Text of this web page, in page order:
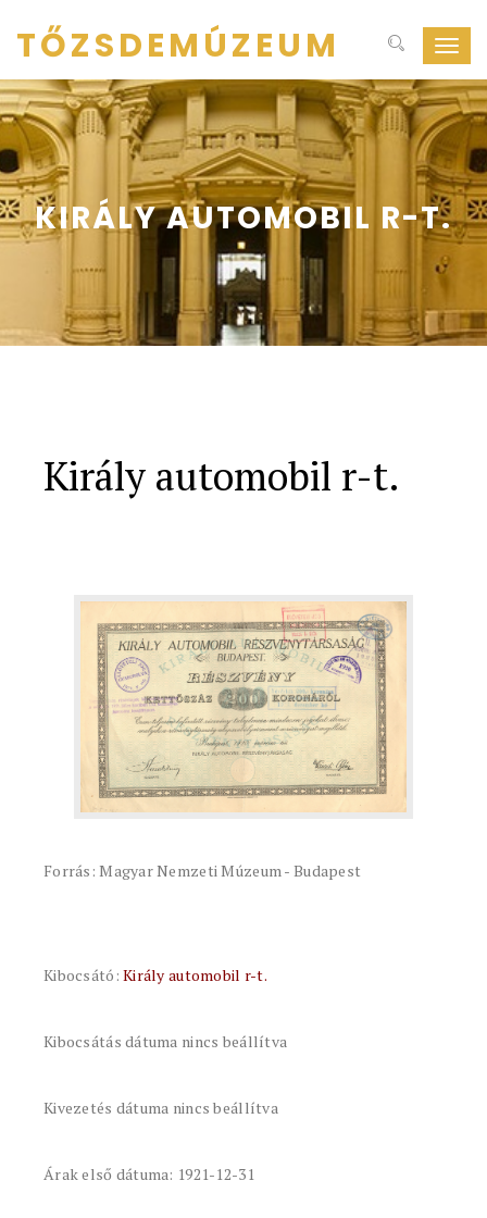
ki-
be
TŐZSDEMÚZEUM
KIRÁLY AUTOMOBIL R-T.
Király automobil r-t.
Forrás: Magyar Nemzeti Múzeum - Budapest
Kibocsátó:Király automobil r-t.
Kibocsátás dátuma nincs beállítva
Kivezetés dátuma nincs beállítva
Árak első dátuma: 1921-12-31